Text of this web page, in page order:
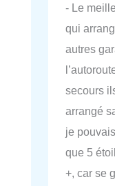
- Le
qui
autres
secours
arrangé
je
que 5
+, car se